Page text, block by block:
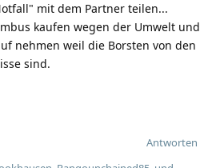
mit dem Partner teilen...
kaufen wegen der Umwelt und
nehmen weil die Borsten von den
sind.
Antworten